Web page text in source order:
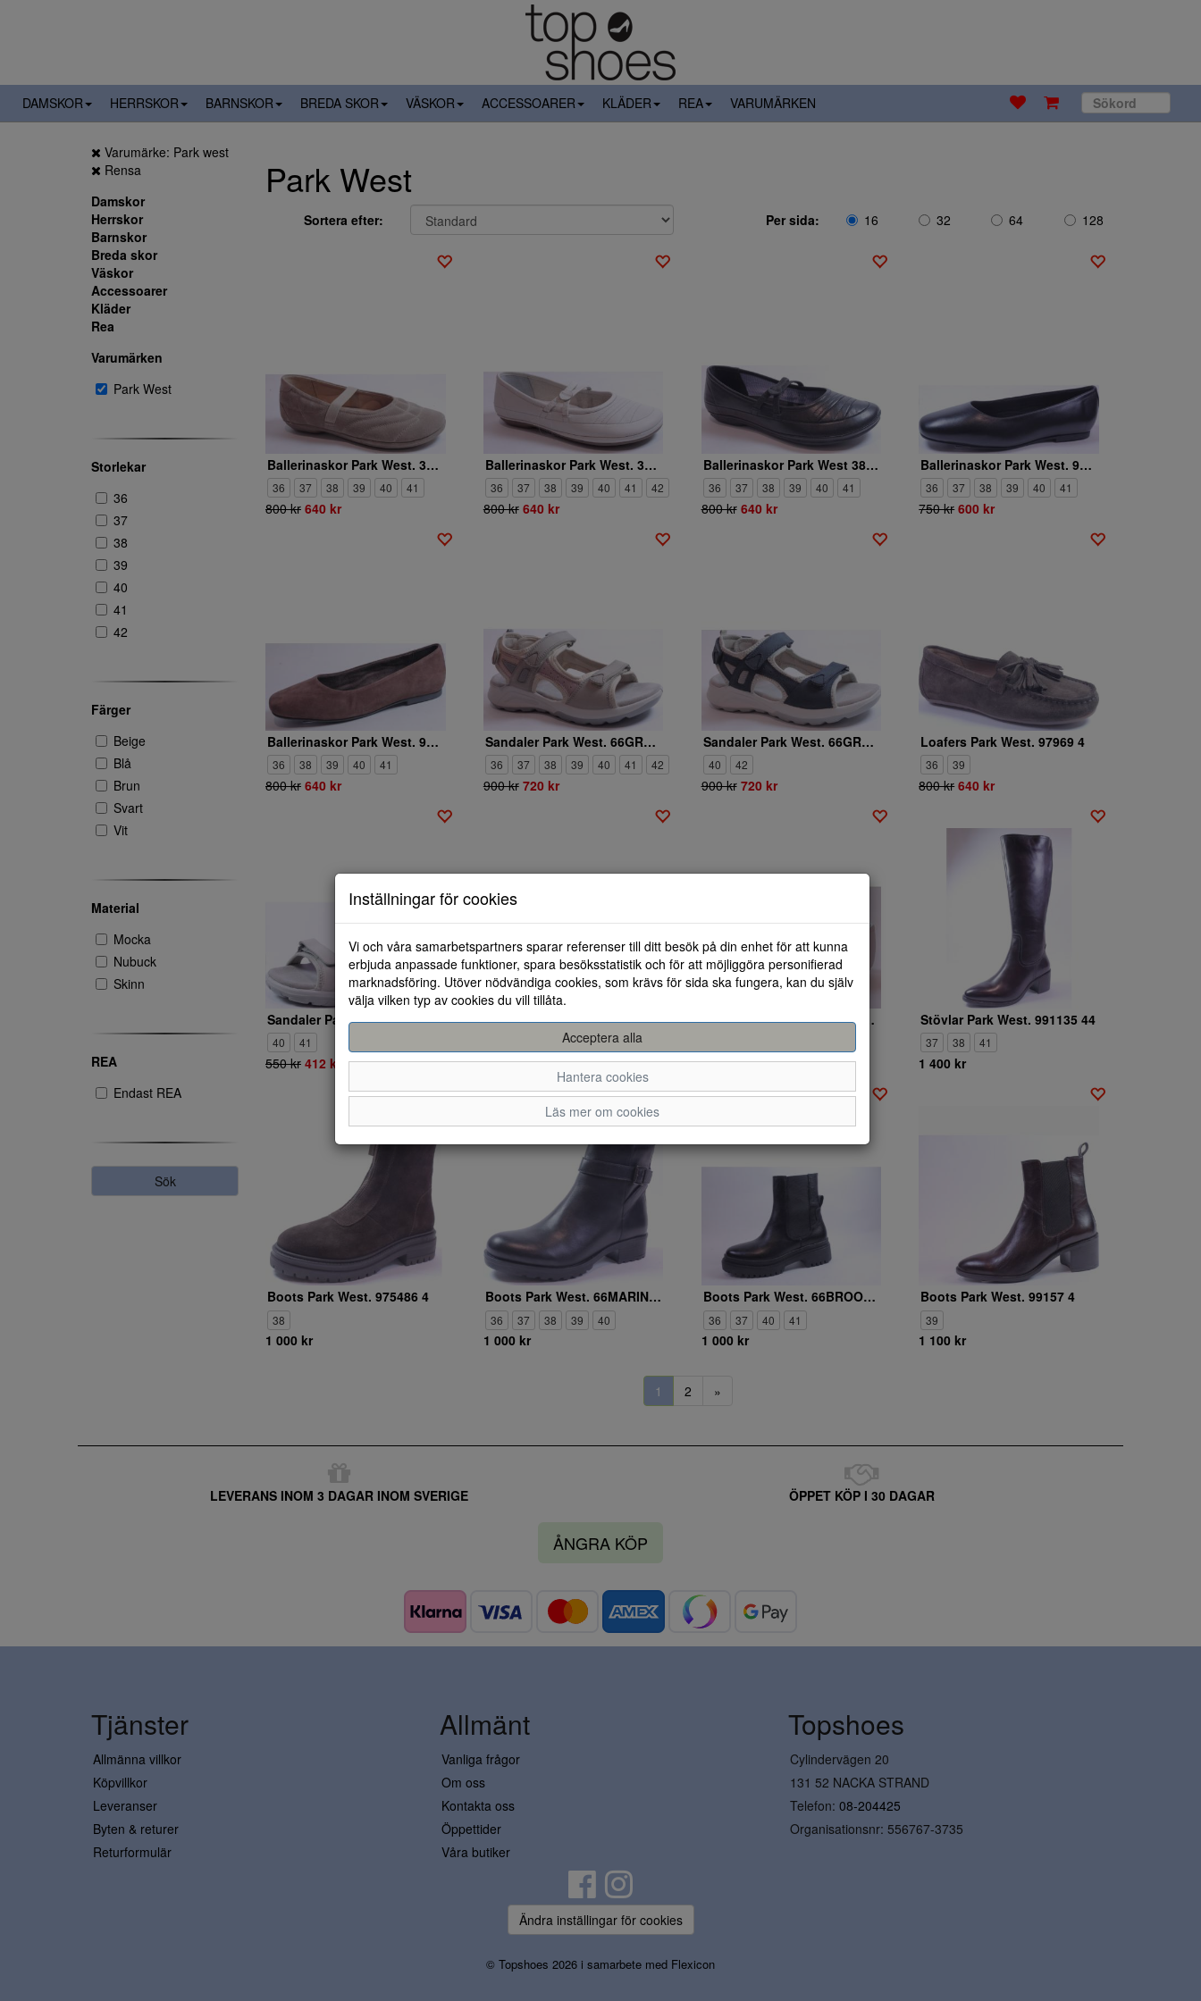
DAMSKOR HERRSKOR BARNSKOR BREDA SKOR VÄSKOR ACCESSOARER KLÄDER REA VARUMÄRKEN
Varumärke: Park west
Rensa
Damskor
Herrskor
Barnskor
Breda skor
Väskor
Accessoarer
Kläder
Rea
Varumärken
Park West
Storlekar
36
37
38
39
40
41
42
Färger
Beige
Blå
Brun
Svart
Vit
Material
Mocka
Nubuck
Skinn
REA
Endast REA
Sök
Park West
Sortera efter: Per sida: 16 32 64 128
Ballerinaskor Park West. 383672 82
36 37 38 39 40 41
800 kr 640 kr
Ballerinaskor Park West. 38SD323 62
36 37 38 39 40 41 42
800 kr 640 kr
Ballerinaskor Park West 38SD323 1
36 37 38 39 40 41
800 kr 640 kr
Ballerinaskor Park West. 991945 1
36 37 38 39 40 41
750 kr 600 kr
Ballerinaskor Park West. 991945 4
36 38 39 40 41
800 kr 640 kr
Sandaler Park West. 66GRACY 163
36 37 38 39 40 41 42
900 kr 720 kr
Sandaler Park West. 66GRACY 3
40 42
900 kr 720 kr
Loafers Park West. 97969 4
36 39
800 kr 640 kr
Sandaler Park West. 66800 62
40 41
550 kr 412 kr
Sandaler Park West. 66800 1
550 kr 412 kr
Ballerinaskor Park West. 383323 7
750 kr 562 kr
Stövlar Park West. 991135 44
37 38 41
1 400 kr
Boots Park West. 975486 4
38
1 000 kr
Boots Park West. 66MARINA18
36 37 38 39 40
1 000 kr
Boots Park West. 66BROOKLYN30
36 37 40 41
1 000 kr
Boots Park West. 99157 4
39
1 100 kr
1 2 »
LEVERANS INOM 3 DAGAR INOM SVERIGE ÖPPET KÖP I 30 DAGAR
ÅNGRA KÖP
Inställningar för cookies
Vi och våra samarbetspartners sparar referenser till ditt besök på din enhet för att kunna
erbjuda anpassade funktioner, spara besöksstatistik och för att möjliggöra personifierad
marknadsföring. Utöver nödvändiga cookies, som krävs för sida ska fungera, kan du själv
välja vilken typ av cookies du vill tillåta.
Acceptera alla
Hantera cookies
Läs mer om cookies
Tjänster
Allmänna villkor
Köpvillkor
Leveranser
Byten & returer
Returformulär
Allmänt
Vanliga frågor
Om oss
Kontakta oss
Öppettider
Våra butiker
Topshoes
Cylindervägen 20
131 52 NACKA STRAND
Telefon: 08-204425
Organisationsnr: 556767-3735
Ändra inställingar för cookies
© Topshoes 2026 i samarbete med Flexicon